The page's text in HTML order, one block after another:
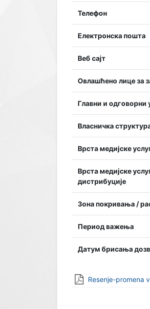
Телефон
Електронска пошта
Веб сајт
Овлашћено лице за
Главни и одговорни
Власничка
Врста медијске
Врста медијске
дистрибуције
Зона покривања /
Период важења
Датум брисања
Resenje-promena